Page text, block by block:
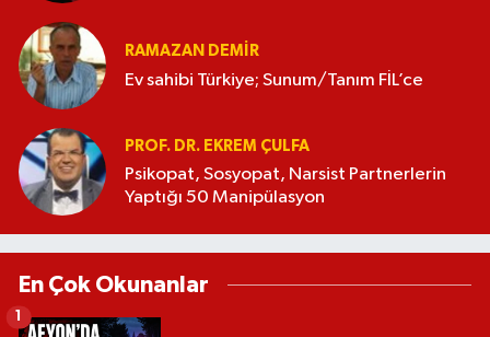
RAMAZAN DEMİR
Ev sahibi Türkiye; Sunum/Tanım FİL’ce
PROF. DR. EKREM ÇULFA
Psikopat, Sosyopat, Narsist Partnerlerin
Yaptığı 50 Manipülasyon
En Çok Okunanlar
1